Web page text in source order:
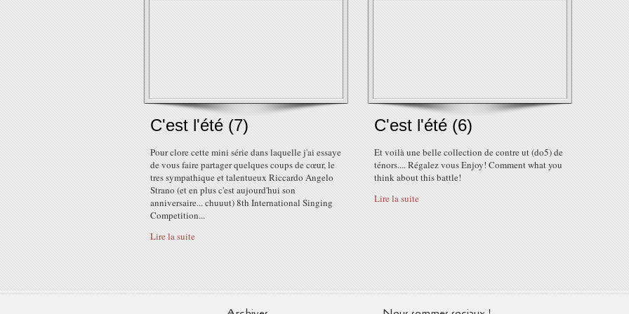
C'est l'été (7)
Pour clore cette mini série dans laquelle j'ai essaye
de vous faire partager quelques coups de cœur, le
tres sympathique et talentueux Riccardo Angelo
Strano (et en plus c'est aujourd'hui son
anniversaire... chuuut) 8th International Singing
Competition...
Lire la suite
C'est l'été (6)
Et voilà une belle collection de contre ut (do5) de
ténors.... Régalez vous Enjoy! Comment what you
think about this battle!
Lire la suite